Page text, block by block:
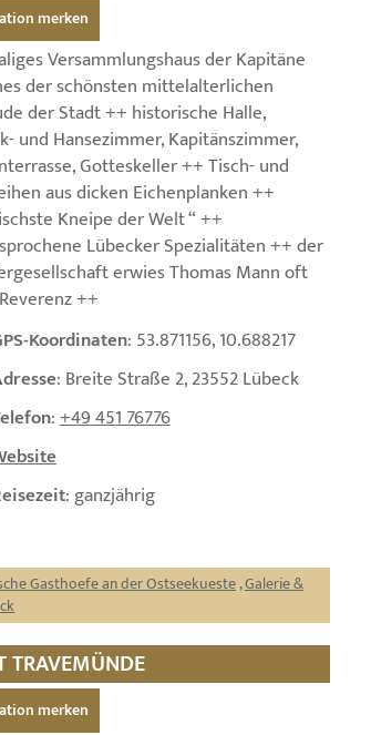
merken
Versammlungshaus der Kapitäne
der schönsten mittelalterlichen
der Stadt ++ historische Halle,
und Hansezimmer, Kapitänszimmer,
Gotteskeller ++ Tisch- und
aus dicken Eichenplanken ++
Kneipe der Welt “ ++
Lübecker Spezialitäten ++ der
erwies Thomas Mann oft
++
Koordinaten: 53.871156, 10.688217
: Breite Straße 2, 23552 Lübeck
:+49 451 76776
: ganzjährig
Gasthoefe an der Ostseekueste,Galerie &
TRAVEMÜNDE
merken